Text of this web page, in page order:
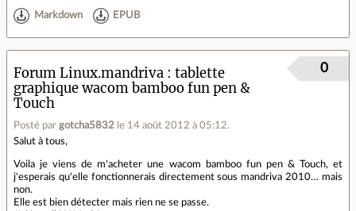
Markdown EPUB
Forum Linux.mandriva
tablette
graphique wacom bamboo fun pen &
Touch
Posté par gotcha5832 le 14 août 2012 à 05:12.
0
Salut à tous,
Voila je viens de m'acheter une wacom bamboo fun pen & Touch, et
j'esperais qu'elle fonctionnerais directement sous mandriva 2010… mais
non.
Elle est bien détecter mais rien ne se passe.